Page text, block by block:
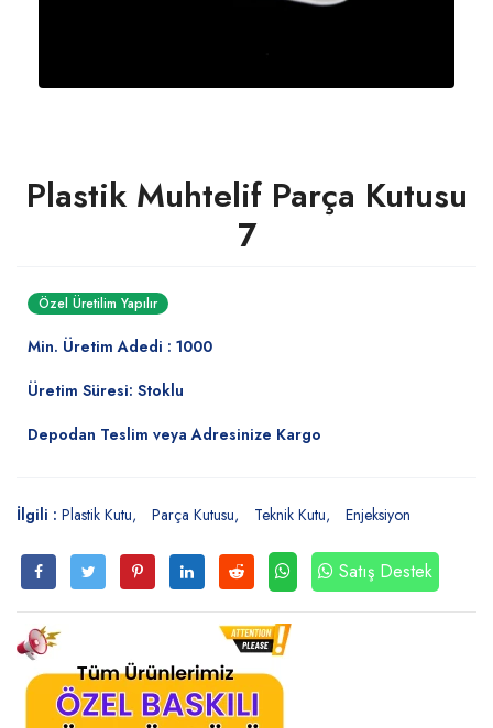
Plastik Muhtelif Parça Kutusu
7
Özel Üretilim Yapılır
Min. Üretim Adedi : 1000
Üretim Süresi: Stoklu
Depodan Teslim veya Adresinize Kargo
İlgili : Plastik Kutu Parça Kutusu Teknik Kutu Enjeksiyon
Satış Destek